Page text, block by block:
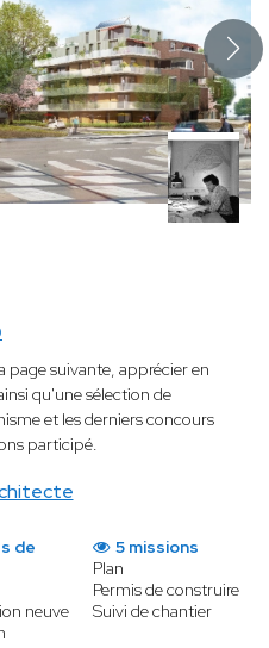
page suivante, apprécier en
qu'une sélection de
et les derniers concours
participé.
de
neuve
5 missions
Plan
Permis de construire
Suivi de chantier